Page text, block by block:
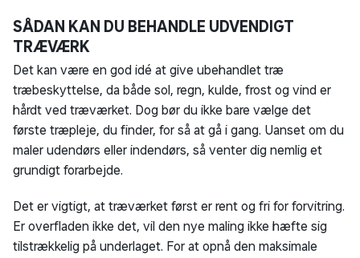
SÅDAN KAN DU BEHANDLE UDVENDIGT
TRÆVÆRK
Det kan være en god idé at give ubehandlet træ
træbeskyttelse, da både sol, regn, kulde, frost og vind er
hårdt ved træværket. Dog bør du ikke bare vælge det
første træpleje, du finder, for så at gå i gang. Uanset om du
maler udendørs eller indendørs, så venter dig nemlig et
grundigt forarbejde.
Det er vigtigt, at træværket først er rent og fri for forvitring.
Er overfladen ikke det, vil den nye maling ikke hæfte sig
tilstrækkelig på underlaget. For at opnå den maksimale